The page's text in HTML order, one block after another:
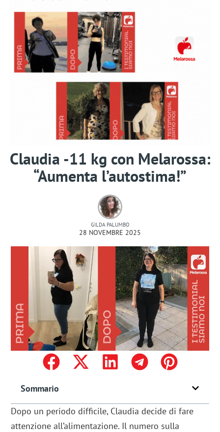
Claudia -11 kg con Melarossa:
“Aumenta l’autostima!”
GILDA PALUMBO
28 NOVEMBRE 2025
Sommario
Dopo un periodo difficile, Claudia decide di fare
attenzione all’alimentazione. Il numero sulla